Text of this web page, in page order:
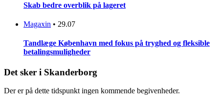
Skab bedre overblik på lageret
Magaxin • 29.07
Tandlæge København med fokus på tryghed og fleksible
betalingsmuligheder
Det sker i Skanderborg
Der er på dette tidspunkt ingen kommende begivenheder.